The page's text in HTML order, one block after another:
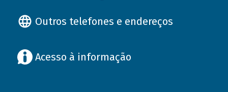
Outros telefones e endereços
Acesso à informação